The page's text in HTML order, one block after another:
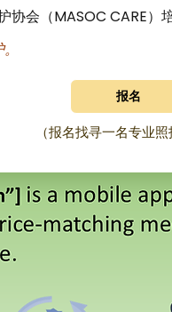
会（MASOC CARE）
报名
（报名找寻一名专业照